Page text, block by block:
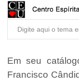
Em seu
Francisco